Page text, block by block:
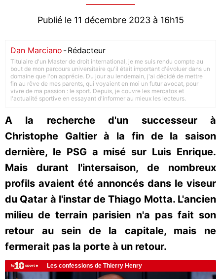
Publié le 11 décembre 2023 à 16h15
Dan Marciano -Rédacteur
Titulaire d'un Master de droit international, je me suis rendu compte au
bout de mon parcours universitaire qu'il était important d'évoluer dans un
domaine que l'on apprécie. Du jour au lendemain, j'ai décidé de mettre
fin au rêve de mes parents, qui voyaient en moi un futur avocat, pour
vivre de ma passion : le sport. Depuis, je couvre les mercatos et
l'actualité sportive en essayant d'informer au mieux les lecteurs.
A la recherche d'un successeur à
Christophe Galtier à la fin de la saison
dernière, le PSG a misé sur Luis Enrique.
Mais durant l'intersaison, de nombreux
profils avaient été annoncés dans le viseur
du Qatar à l'instar de Thiago Motta. L'ancien
milieu de terrain parisien n'a pas fait son
retour au sein de la capitale, mais ne
fermerait pas la porte à un retour.